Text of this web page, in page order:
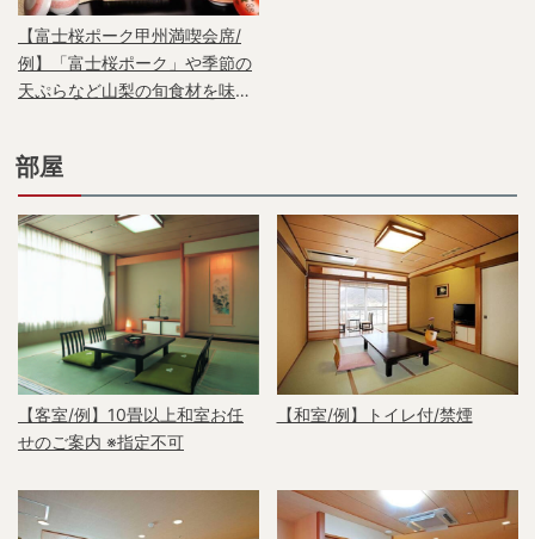
【富士桜ポーク甲州満喫会席/
例】「富士桜ポーク」や季節の
天ぷらなど山梨の旬食材を味わ
部屋
【客室/例】10畳以上和室お任
せのご案内 ※指定不可
【和室/例】トイレ付/禁煙